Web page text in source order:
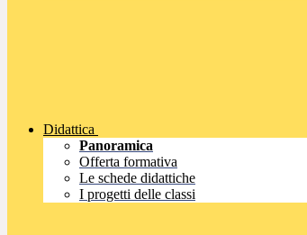
Didattica
Panoramica
Offerta formativa
Le schede didattiche
I progetti delle classi